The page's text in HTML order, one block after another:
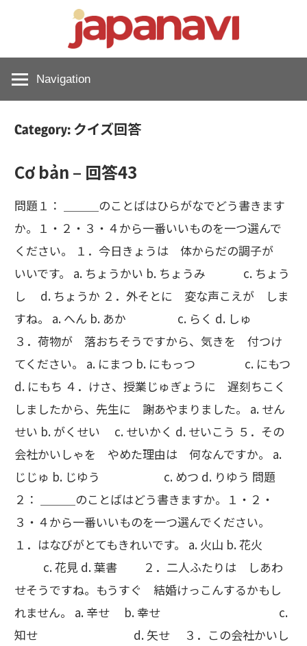
content
イ
ト
Navigation
Category: クイズ回答
Cơ bản – 回答43
問題１： ＿＿＿のことばはひらがなでどう書きます
か。１・２・３・４から一番いいものを一つ選んで
ください。 １．今日きょうは 体からだの調子が
いいです。 a. ちょうかい b. ちょうみ c. ちょう
し d. ちょうか ２．外そとに 変な声こえが しま
すね。 a. へん b. あか c. らく d. しゅ
３．荷物が 落おちそうですから、気きを 付つけ
てください。 a. にまつ b. にもっつ c. にもつ
d. にもち ４．けさ、授業じゅぎょうに 遅刻ちこく
しましたから、先生に 謝あやまりました。 a. せん
せい b. がくせい c. せいかく d. せいこう ５．その
会社かいしゃを やめた理由は 何なんですか。 a.
じじゅ b. じゆう c. めつ d. りゆう 問題
２： ＿＿＿のことばはどう書きますか。１・２・
３・４から一番いいものを一つ選んでください。
１．はなびがとてもきれいです。 a. 火山 b. 花火
c. 花見 d. 葉書 ２．二人ふたりは しあわ
せそうですね。もうすぐ 結婚けっこんするかもし
れません。 a. 辛せ b. 幸せ c.
知せ d. 矢せ ３．この会社かいし